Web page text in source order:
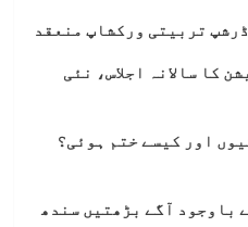
تربیتی ورکشاپ منعقد
کا سالانہ اجلاس، نئی
اور کیسے ختم ہوئی؟
باوجود آگے بڑھتیں سندھ